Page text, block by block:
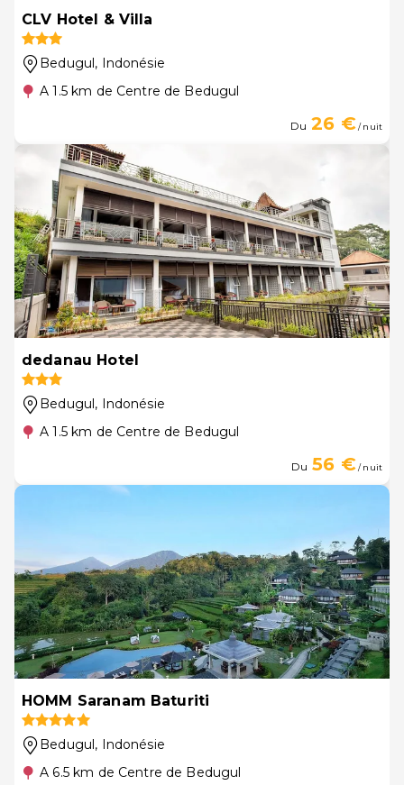
CLV Hotel & Villa
Bedugul, Indonésie
A 1.5 km de Centre de Bedugul
Du 26 €/ nuit
dedanau Hotel
Bedugul, Indonésie
A 1.5 km de Centre de Bedugul
Du 56 €/ nuit
HOMM Saranam Baturiti
Bedugul, Indonésie
A 6.5 km de Centre de Bedugul